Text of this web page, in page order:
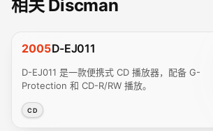
相关 Discman
2005D-EJ011
D-EJ011 是一款便携式 CD 播放器，配备 G-
Protection 和 CD-R/RW 播放。
CD